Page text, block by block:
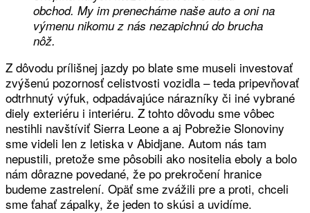
obchod. My im prenecháme naše auto a oni na
výmenu nikomu z nás nezapichnú do brucha
nôž.
Z dôvodu prílišnej jazdy po blate sme museli investovať
zvýšenú pozornosť celistvosti vozidla – teda pripevňovať
odtrhnutý výfuk, odpadávajúce nárazníky či iné vybrané
diely exteriéru i interiéru. Z tohto dôvodu sme vôbec
nestihli navštíviť Sierra Leone a aj Pobrežie Slonoviny
sme videli len z letiska v Abidjane. Autom nás tam
nepustili, pretože sme pôsobili ako nositelia eboly a bolo
nám dôrazne povedané, že po prekročení hranice
budeme zastrelení. Opäť sme zvážili pre a proti, chceli
sme ťahať zápalky, že jeden to skúsi a uvidíme.